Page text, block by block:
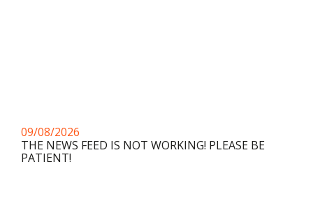
09/08/2026
THE NEWS FEED IS NOT WORKING! PLEASE BE
PATIENT!